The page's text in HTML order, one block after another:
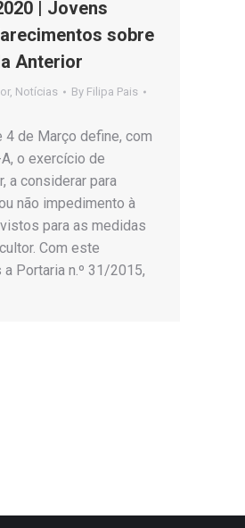
| Jovens
sobre
Anterior
, Notícias By Filipa Pais
4 de Março define, com
o exercício de
a considerar para
não impedimento à
para as medidas
Com este
Portaria n.º 31/2015,